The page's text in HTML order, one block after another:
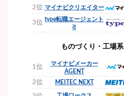
2位 マイナビクリエイター
3位
type転職エージェント
it
ものづくり・工場系
1位
マイナビメーカー
AGENT
2位 MEITEC NEXT